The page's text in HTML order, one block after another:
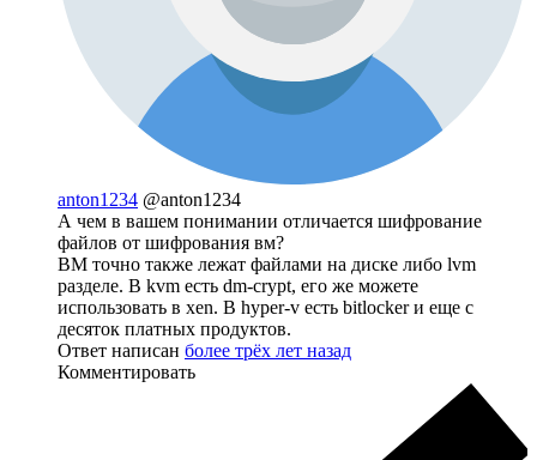
anton1234 @anton1234
А чем в вашем понимании отличается шифрование
файлов от шифрования вм?
ВМ точно также лежат файлами на диске либо lvm
разделе. В kvm есть dm-crypt, его же можете
использовать в xen. В hyper-v есть bitlocker и еще с
десяток платных продуктов.
Ответ написан более трёх лет назад
Комментировать